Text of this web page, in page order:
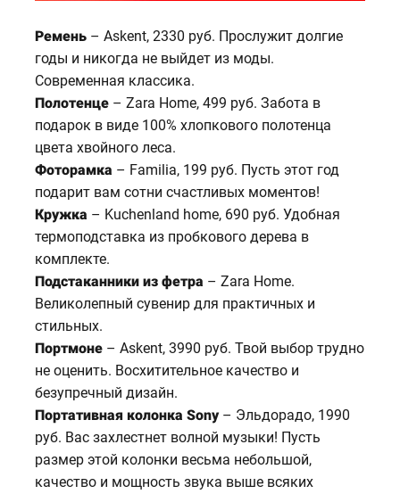
Ремень– Askent, 2330 руб. Прослужит долгие
годы и никогда не выйдет из моды.
Современная классика.
Полотенце– Zara Home, 499 руб. Забота в
подарок в виде 100% хлопкового полотенца
цвета хвойного леса.
Фоторамка – Familia, 199 руб. Пусть этот год
подарит вам сотни счастливых моментов!
Кружка – Kuchenland home, 690 руб. Удобная
термоподставка из пробкового дерева в
комплекте.
Подстаканники из фетра – Zara Home.
Великолепный сувенир для практичных и
стильных.
Портмоне – Askent, 3990 руб. Твой выбор трудно
не оценить. Восхитительное качество и
безупречный дизайн.
Портативная колонка Sony– Эльдорадо, 1990
руб. Вас захлестнет волной музыки! Пусть
размер этой колонки весьма небольшой,
качество и мощность звука выше всяких